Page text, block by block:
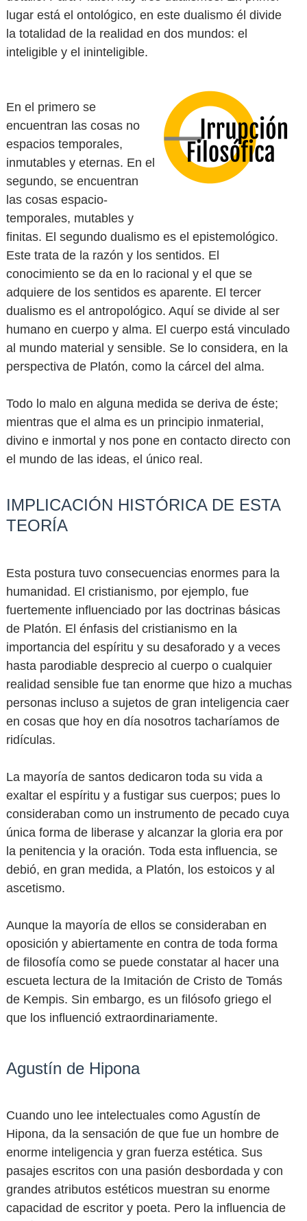
lugar está el ontológico, en este dualismo él divide
la totalidad de la realidad en dos mundos: el
inteligible y el ininteligible.
En el primero se
encuentran las cosas no
espacios temporales,
inmutables y eternas. En el
segundo, se encuentran
las cosas espacio-
temporales, mutables y
finitas. El segundo dualismo es el epistemológico.
Este trata de la razón y los sentidos. El
conocimiento se da en lo racional y el que se
adquiere de los sentidos es aparente. El tercer
dualismo es el antropológico. Aquí se divide al ser
humano en cuerpo y alma. El cuerpo está vinculado
al mundo material y sensible. Se lo considera, en la
perspectiva de Platón, como la cárcel del alma.
Todo lo malo en alguna medida se deriva de éste;
mientras que el alma es un principio inmaterial,
divino e inmortal y nos pone en contacto directo con
el mundo de las ideas, el único real.
IMPLICACIÓN HISTÓRICA DE ESTA
TEORÍA
Esta postura tuvo consecuencias enormes para la
humanidad. El cristianismo, por ejemplo, fue
fuertemente influenciado por las doctrinas básicas
de Platón. El énfasis del cristianismo en la
importancia del espíritu y su desaforado y a veces
hasta parodiable desprecio al cuerpo o cualquier
realidad sensible fue tan enorme que hizo a muchas
personas incluso a sujetos de gran inteligencia caer
en cosas que hoy en día nosotros tacharíamos de
ridículas.
La mayoría de santos dedicaron toda su vida a
exaltar el espíritu y a fustigar sus cuerpos; pues lo
consideraban como un instrumento de pecado cuya
única forma de liberase y alcanzar la gloria era por
la penitencia y la oración. Toda esta influencia, se
debió, en gran medida, a Platón, los estoicos y al
ascetismo.
Aunque la mayoría de ellos se consideraban en
oposición y abiertamente en contra de toda forma
de filosofía como se puede constatar al hacer una
escueta lectura de la Imitación de Cristo de Tomás
de Kempis. Sin embargo, es un filósofo griego el
que los influenció extraordinariamente.
Agustín de Hipona
Cuando uno lee intelectuales como Agustín de
Hipona, da la sensación de que fue un hombre de
enorme inteligencia y gran fuerza estética. Sus
pasajes escritos con una pasión desbordada y con
grandes atributos estéticos muestran su enorme
capacidad de escritor y poeta. Pero la influencia de